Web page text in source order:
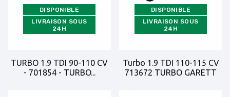
DISPONIBLE
LIVRAISON SOUS
24H
TURBO 1.9 TDI 90-110 CV
- 701854 - TURBO...
DISPONIBLE
LIVRAISON SOUS
24H
Turbo 1.9 TDI 110-115 CV
713672 TURBO GARETT